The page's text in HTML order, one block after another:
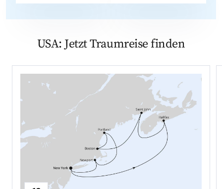
USA: Jetzt Traumreise finden